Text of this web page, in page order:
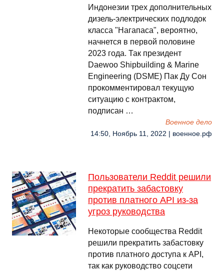
Индонезии трех дополнительных
дизель-электрических подлодок
класса "Нагапаса", вероятно,
начнется в первой половине
2023 года. Так президент
Daewoo Shipbuilding & Marine
Engineering (DSME) Пак Ду Сон
прокомментировал текущую
ситуацию с контрактом,
подписан …
Военное дело
14:50, Ноябрь 11, 2022 | военное.рф
Пользователи Reddit решили
прекратить забастовку
против платного API из-за
угроз руководства
Некоторые сообщества Reddit
решили прекратить забастовку
против платного доступа к API,
так как руководство соцсети